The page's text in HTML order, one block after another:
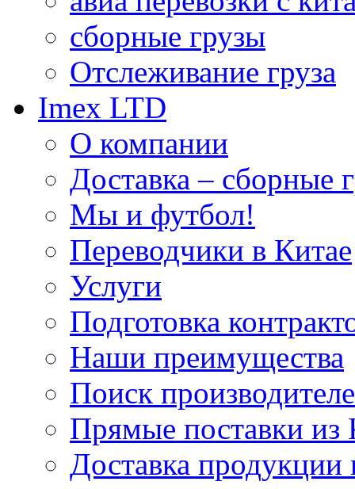
сборные грузы
Отслеживание груза
Imex LTD
О компании
Доставка – сборные
Мы и футбол!
Переводчики в Китае
Услуги
Подготовка
Наши преимущества
Поиск
Прямые поставки из
Доставка продукции